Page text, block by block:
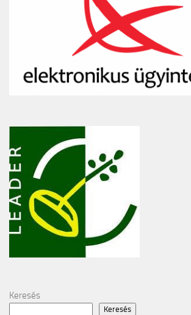
Keresés
Keresés